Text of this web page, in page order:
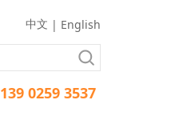
中文 | English
139 0259 3537